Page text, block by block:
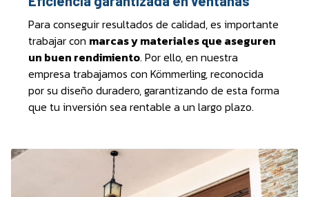
Para conseguir resultados de calidad, es importante
trabajar con marcas y materiales que aseguren
un buen rendimiento. Por ello, en nuestra
empresa trabajamos con Kömmerling, reconocida
por su diseño duradero, garantizando de esta forma
que tu inversión sea rentable a un largo plazo.